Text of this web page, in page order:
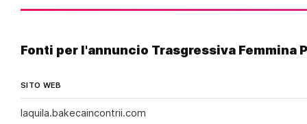
Fonti per l'annuncio Trasgressiva Femmina
SITO WEB
laquila.bakecaincontrii.com